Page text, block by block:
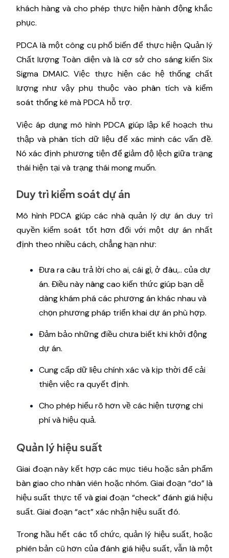
khách hàng và cho phép thực hiện hành động khắc
phục.
PDCA là một công cụ phổ biến để thực hiện Quản lý
Chất lượng Toàn diện và là cơ sở cho sáng kiến ​​Six
Sigma DMAIC. Việc thực hiện các hệ thống chất
lượng như vậy phụ thuộc vào phân tích và kiểm
soát thống kê mà PDCA hỗ trợ.
Việc áp dụng mô hình PDCA giúp lập kế hoạch thu
thập và phân tích dữ liệu để xác minh các vấn đề.
Nó xác định phương tiện để giảm độ lệch giữa trạng
thái hiện tại và trạng thái mong muốn.
Duy trì kiểm soát dự án
Mô hình PDCA giúp các nhà quản lý dự án duy trì
quyền kiểm soát tốt hơn đối với một dự án nhất
định theo nhiều cách, chẳng hạn như:
Đưa ra câu trả lời cho ai, cái gì, ở đâu,.. của dự
án. Điều này nâng cao kiến ​​thức giúp bạn dễ
dàng khám phá các phương án khác nhau và
chọn phương pháp triển khai dự án phù hợp.
Đảm bảo những điều chưa biết khi khởi động
dự án.
Cung cấp dữ liệu chính xác và kịp thời để cải
thiện việc ra quyết định.
Cho phép hiểu rõ hơn về các hiện tượng chi
phí và hiệu quả.
Quản lý hiệu suất
Giai đoạn này kết hợp các mục tiêu hoặc sản phẩm
bàn giao cho nhân viên hoặc nhóm. Giai đoạn “do” là
hiệu suất thực tế và giai đoạn “check” đánh giá hiệu
suất. Giai đoạn “act” xác nhận hiệu suất đó.
Trong hầu hết các tổ chức, quản lý hiệu suất, hoặc
phiên bản cũ hơn của đánh giá hiệu suất, vẫn là một